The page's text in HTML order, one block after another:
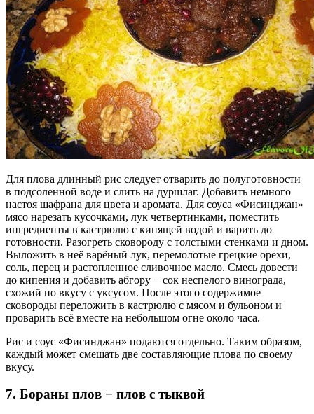
Для плова длинный рис следует отварить до полуготовности
в подсоленной воде и слить на дуршлаг. Добавить немного
настоя шафрана для цвета и аромата. Для соуса «Фисинджан»
мясо нарезать кусочками, лук четвертинками, поместить
ингредиенты в кастрюлю с кипящей водой и варить до
готовности. Разогреть сковороду с толстыми стенками и дном.
Выложить в неё варёный лук, перемолотые грецкие орехи,
соль, перец и растопленное сливочное масло. Смесь довести
до кипения и добавить абгору − сок неспелого винограда,
схожий по вкусу с уксусом. После этого содержимое
сковороды переложить в кастрюлю с мясом и бульоном и
проварить всё вместе на небольшом огне около часа.
Рис и соус «Фисинджан» подаются отдельно. Таким образом,
каждый может смешать две составляющие плова по своему
вкусу.
7. Бораны плов − плов с тыквой